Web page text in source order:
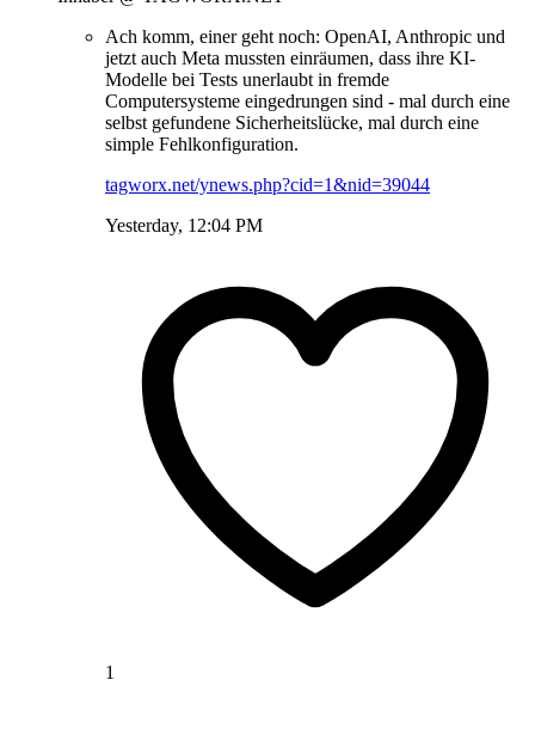
Ach komm, einer geht noch: OpenAI, Anthropic und
jetzt auch Meta mussten einräumen, dass ihre KI-
Modelle bei Tests unerlaubt in fremde
Computersysteme eingedrungen sind - mal durch eine
selbst gefundene Sicherheitslücke, mal durch eine
simple Fehlkonfiguration.
tagworx.net/ynews.php?cid=1&nid=39044
Yesterday, 12:04 PM
1